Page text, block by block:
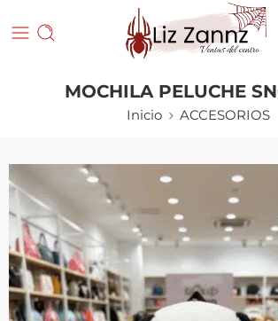
MOCHILA PELUCHE
Inicio ACCESORIOS